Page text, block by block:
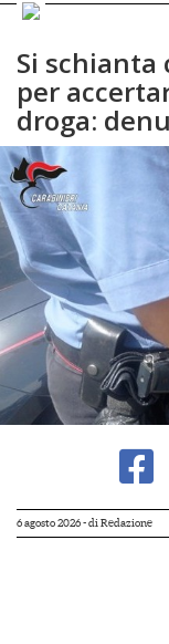
Si schianta
per
droga:
6 agosto 2026- di Redazione